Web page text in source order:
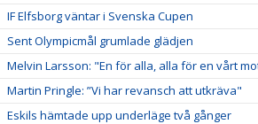
IF Elfsborg väntar i Svenska Cupen
Sent Olympicmål grumlade glädjen
Melvin Larsson: "En för alla, alla för en vårt
Martin Pringle: ”Vi har revansch att utkräva"
Eskils hämtade upp underläge två gånger